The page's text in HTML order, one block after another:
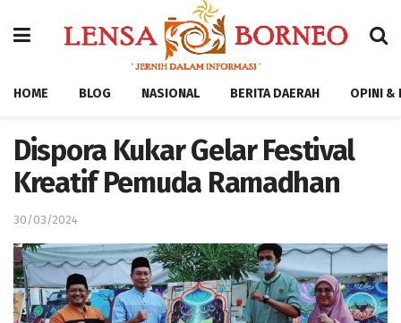
HOME BLOG NASIONAL BERITA DAERAH OPINI &
Dispora Kukar Gelar Festival
Kreatif Pemuda Ramadhan
30/03/2024